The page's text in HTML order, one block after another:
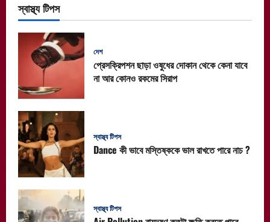
স্বাস্থ্য টিপস
দেশ
প্রেসক্রিপশন ছাড়া ওষুধের দোকান থেকে কেনা যাবে
না আর কোনও রকমের সিরাপ
স্বাস্থ্য টিপস
Dance কী ভাবে মস্তিষ্ককে ভাল রাখতে পারে নাচ ?
স্বাস্থ্য টিপস